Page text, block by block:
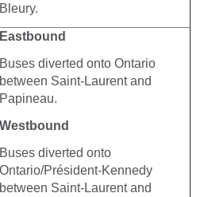
Bleury.
Eastbound
Buses diverted onto Ontario
between Saint-Laurent and
Papineau.
Westbound
Buses diverted onto
Ontario/Président-Kennedy
between Saint-Laurent and